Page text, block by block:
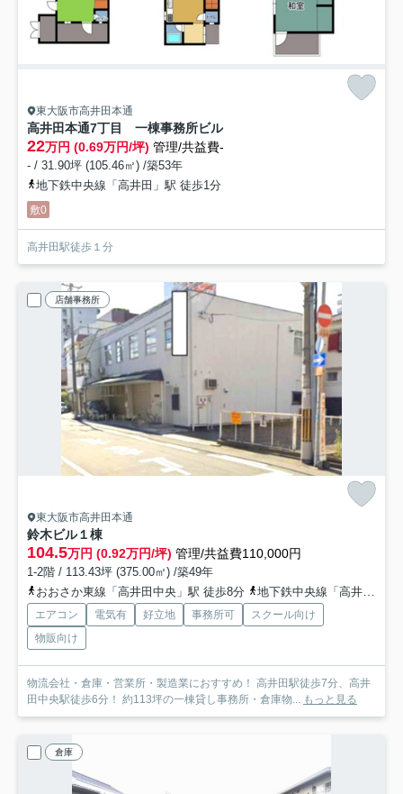
東大阪市高井田本通
高井田本通7丁目 一棟事務所ビル
22万円 (0.69万円/坪) 管理/共益費-
- / 31.90坪 (105.46㎡) /築53年
地下鉄中央線「高井田」駅 徒歩1分
敷0
高井田駅徒歩１分
店舗事務所
東大阪市高井田本通
鈴木ビル１棟
104.5万円 (0.92万円/坪) 管理/共益費110,000円
1-2階 / 113.43坪 (375.00㎡) /築49年
おおさか東線「高井田中央」駅 徒歩8分
地下鉄中央線「高井田」駅 徒歩8分
エアコン 電気有 好立地 事務所可
スクール向け
物販向け
物流会社・倉庫・営業所・製造業におすすめ！ 高井田駅徒歩7分、高井
田中央駅徒歩6分！ 約113坪の一棟貸し事務所・倉庫物... もっと見る
倉庫